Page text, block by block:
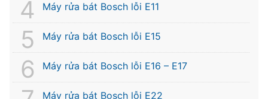
Máy rửa bát Bosch lỗi E11
Máy rửa bát Bosch lỗi E15
Máy rửa bát Bosch lỗi E16 – E17
Máy rửa bát Bosch lỗi E22